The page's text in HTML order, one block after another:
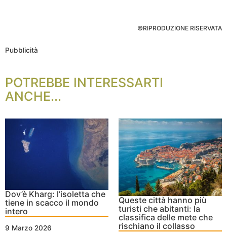
©RIPRODUZIONE RISERVATA
Pubblicità
POTREBBE INTERESSARTI
ANCHE...
Dov’è Kharg: l’isoletta che
tiene in scacco il mondo
intero
9 Marzo 2026
Queste città hanno più
turisti che abitanti: la
classifica delle mete che
rischiano il collasso